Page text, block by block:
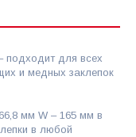
подходит для всех
и медных заклепок
мм W – 165 мм в
в любой